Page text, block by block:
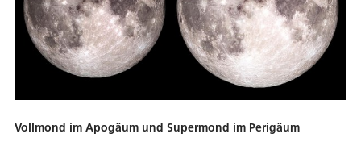
Vollmond im Apogäum und Supermond im Perigäum